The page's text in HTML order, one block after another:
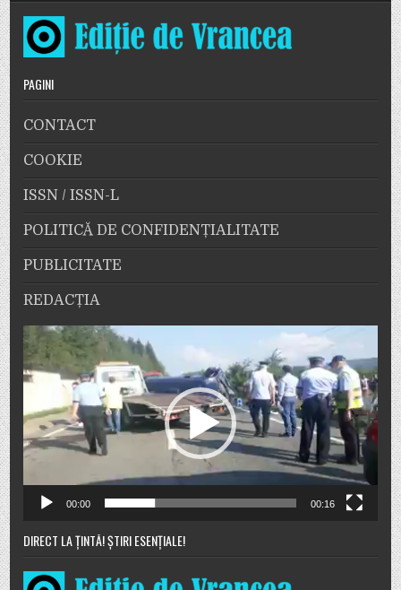
PAGINI
CONTACT
COOKIE
ISSN / ISSN-L
POLITICĂ DE CONFIDENȚIALITATE
PUBLICITATE
REDACȚIA
Player
video
00:00 00:16
DIRECT LA ȚINTĂ! ȘTIRI ESENȚIALE!